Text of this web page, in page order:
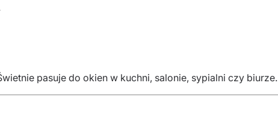
pasuje do okien w kuchni, salonie, sypialni czy biurze.